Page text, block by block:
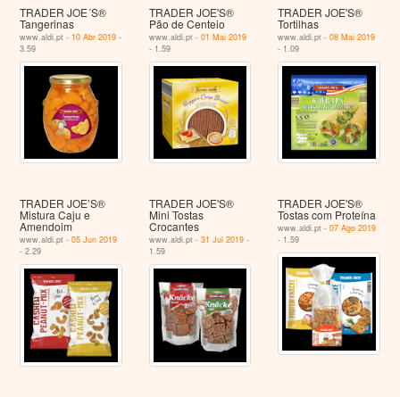
TRADER JOE´S®
Tangerinas
www.aldi.pt - 10 Abr 2019 -
3.59
TRADER JOE'S®
Pão de Centeio
www.aldi.pt - 01 Mai 2019
- 1.59
TRADER JOE'S®
Tortilhas
www.aldi.pt -08 Mai 2019
- 1.09
TRADER JOE’S®
Mistura Caju e
Amendoim
www.aldi.pt -05 Jun 2019
- 2.29
TRADER JOE'S®
Mini Tostas
Crocantes
www.aldi.pt - 31 Jul 2019-
1.59
TRADER JOE'S®
Tostas com Proteína
www.aldi.pt -07 Ago 2019
- 1.59